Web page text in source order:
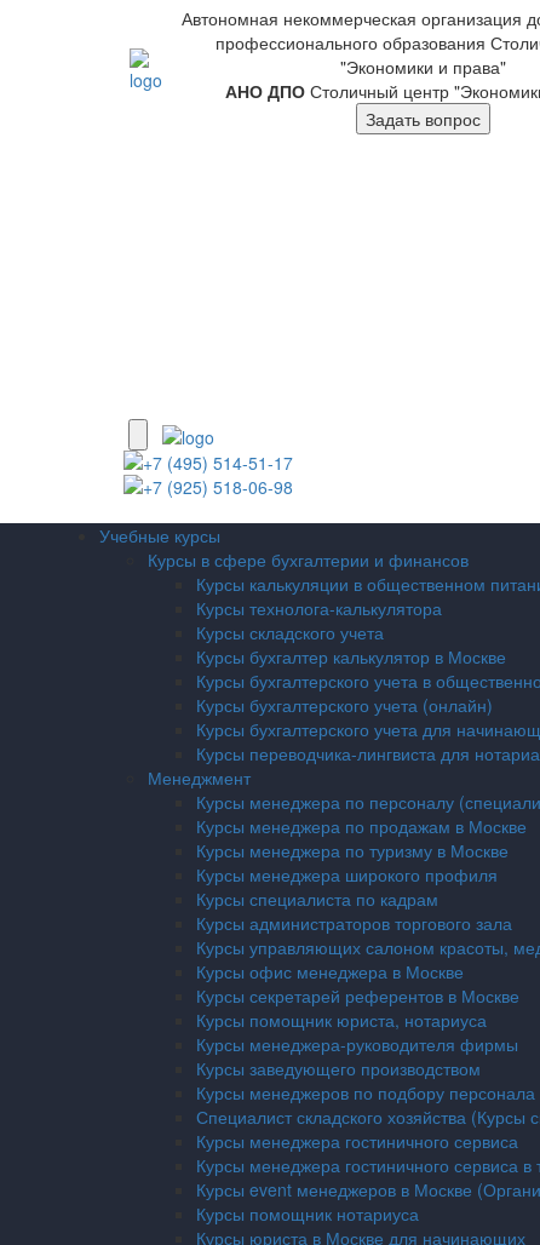
Автономная некоммерческая организация
профессионального образования
"Экономики и права"
АНО ДПО Столичный центр
Задать вопрос
+7 (495) 514-51-17
+7 (925) 518-06-98
Учебные курсы
Курсы в сфере бухгалтерии и финансов
Курсы калькуляции в общественном
Курсы технолога-калькулятора
Курсы складского учета
Курсы бухгалтер калькулятор в Москве
Курсы бухгалтерского учета в
Курсы бухгалтерского учета (онлайн)
Курсы бухгалтерского учета для
Курсы переводчика-лингвиста для
Менеджмент
Курсы менеджера по персоналу
Курсы менеджера по продажам в Москве
Курсы менеджера по туризму в Москве
Курсы менеджера широкого профиля
Курсы специалиста по кадрам
Курсы администраторов торгового зала
Курсы управляющих салоном красоты,
Курсы офис менеджера в Москве
Курсы секретарей референтов в Москве
Курсы помощник юриста, нотариуса
Курсы менеджера-руководителя фирмы
Курсы заведующего производством
Курсы менеджеров по подбору персонала
Специалист складского хозяйства (Курсы
Курсы менеджера гостиничного сервиса
Курсы менеджера гостиничного сервиса в
Курсы event менеджеров в Москве
Курсы помощник нотариуса
Курсы юриста в Москве для начинающих